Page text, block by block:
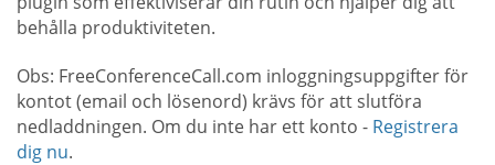
behålla produktiviteten.
Obs: FreeConferenceCall.com inloggningsuppgifter för
kontot (email och lösenord) krävs för att slutföra
nedladdningen. Om du inte har ett konto - Registrera
dig nu.